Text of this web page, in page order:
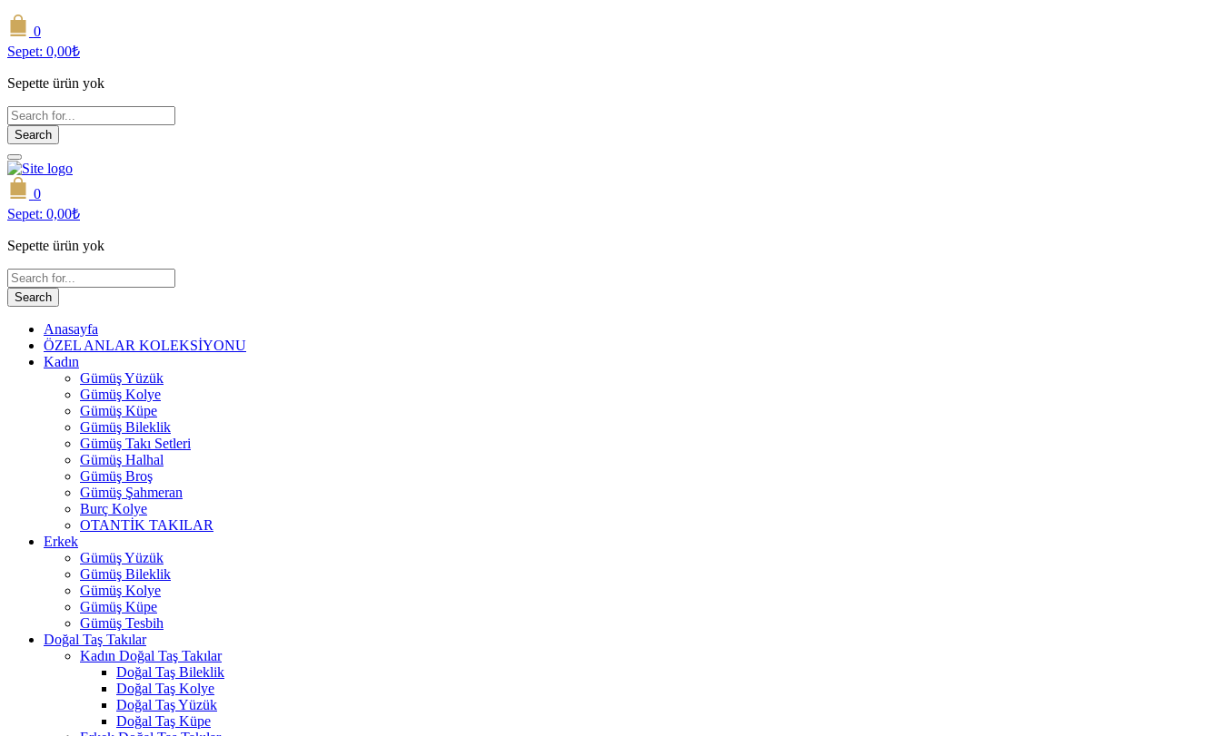
0
Sepet: 0,00₺
Sepette ürün yok
Search
0
Sepet: 0,00₺
Sepette ürün yok
Search
Anasayfa
ÖZEL ANLAR KOLEKSİYONU
Kadın
Gümüş Yüzük
Gümüş Kolye
Gümüş Küpe
Gümüş Bileklik
Gümüş Takı Setleri
Gümüş Halhal
Gümüş Broş
Gümüş Şahmeran
Burç Kolye
OTANTİK TAKILAR
Erkek
Gümüş Yüzük
Gümüş Bileklik
Gümüş Kolye
Gümüş Küpe
Gümüş Tesbih
Doğal Taş Takılar
Kadın Doğal Taş Takılar
Doğal Taş Bileklik
Doğal Taş Kolye
Doğal Taş Yüzük
Doğal Taş Küpe